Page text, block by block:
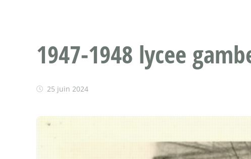
1947-1948 lycee
25 juin 2024